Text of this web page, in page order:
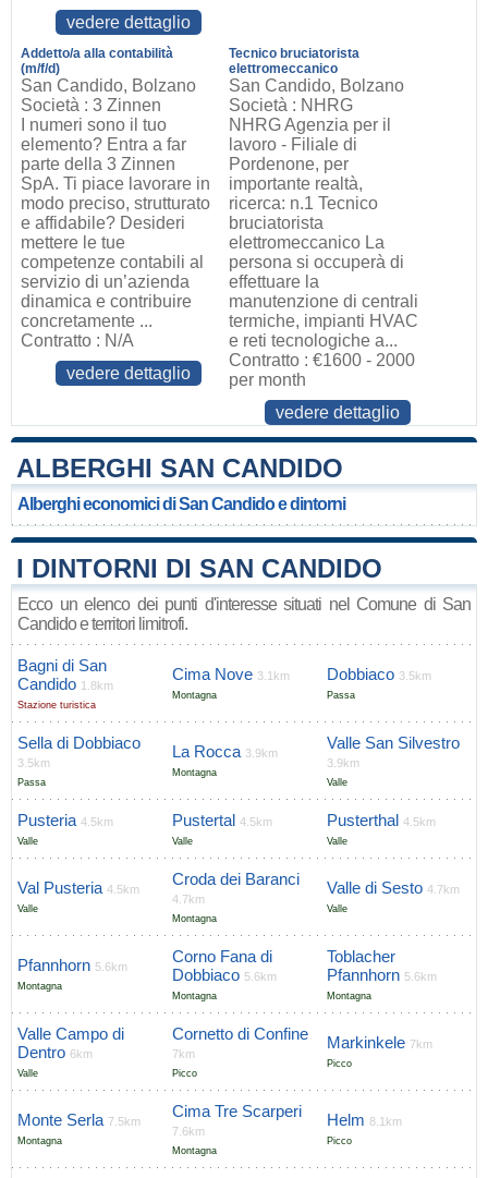
vedere dettaglio
Addetto/a alla contabilità
(m/f/d)
San Candido, Bolzano
Società : 3 Zinnen
I numeri sono il tuo
elemento? Entra a far
parte della 3 Zinnen
SpA. Ti piace lavorare in
modo preciso, strutturato
e affidabile? Desideri
mettere le tue
competenze contabili al
servizio di un’azienda
dinamica e contribuire
concretamente ...
Contratto : N/A
vedere dettaglio
Tecnico bruciatorista
elettromeccanico
San Candido, Bolzano
Società : NHRG
NHRG Agenzia per il
lavoro - Filiale di
Pordenone, per
importante realtà,
ricerca: n.1 Tecnico
bruciatorista
elettromeccanico La
persona si occuperà di
effettuare la
manutenzione di centrali
termiche, impianti HVAC
e reti tecnologiche a...
Contratto : €1600 - 2000
per month
vedere dettaglio
ALBERGHI SAN CANDIDO
Alberghi economici di San Candido e dintorni
I DINTORNI DI SAN CANDIDO
Ecco un elenco dei punti d'interesse situati nel Comune di San
Candido e territori limitrofi.
Bagni di San
Candido 1.8km
Stazione turistica
Cima Nove 3.1km
Montagna
Dobbiaco 3.5km
Passa
Sella di Dobbiaco
3.5km
Passa
La Rocca 3.9km
Montagna
Valle San Silvestro
3.9km
Valle
Pusteria 4.5km
Valle
Pustertal 4.5km
Valle
Pusterthal 4.5km
Valle
Val Pusteria 4.5km
Valle
Croda dei Baranci
4.7km
Montagna
Valle di Sesto 4.7km
Valle
Pfannhorn 5.6km
Montagna
Corno Fana di
Dobbiaco 5.6km
Montagna
Toblacher
Pfannhorn 5.6km
Montagna
Valle Campo di
Dentro 6km
Valle
Cornetto di Confine
7km
Picco
Markinkele 7km
Picco
Monte Serla 7.5km
Montagna
Cima Tre Scarperi
7.6km
Montagna
Helm 8.1km
Picco